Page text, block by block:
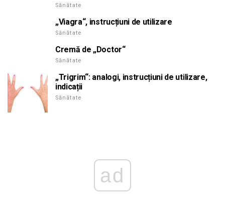
Sănătate
„Viagra“, instrucțiuni de utilizare
Sănătate
Cremă de „Doctor“
Sănătate
„Trigrim“: analogi, instrucțiuni de utilizare,
indicații
Sănătate
ad